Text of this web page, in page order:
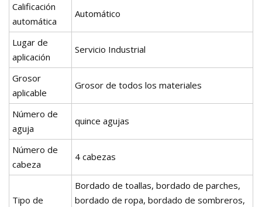
Calificación
automática
Automático
Lugar de
aplicación
Servicio Industrial
Grosor
aplicable
Grosor de todos los materiales
Número de
aguja
quince agujas
Número de
cabeza
4 cabezas
Tipo de
Bordado de toallas, bordado de parches,
bordado de ropa, bordado de sombreros,